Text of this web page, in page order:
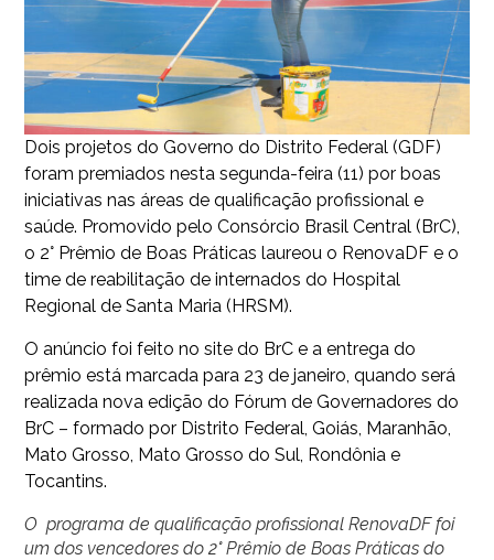
Dois projetos do Governo do Distrito Federal (GDF)
foram premiados nesta segunda-feira (11) por boas
iniciativas nas áreas de qualificação profissional e
saúde. Promovido pelo Consórcio Brasil Central (BrC),
o 2° Prêmio de Boas Práticas laureou o RenovaDF e o
time de reabilitação de internados do Hospital
Regional de Santa Maria (HRSM).
O anúncio foi feito no site do BrC e a entrega do
prêmio está marcada para 23 de janeiro, quando será
realizada nova edição do Fórum de Governadores do
BrC – formado por Distrito Federal, Goiás, Maranhão,
Mato Grosso, Mato Grosso do Sul, Rondônia e
Tocantins.
O programa de qualificação profissional RenovaDF foi
um dos vencedores do 2° Prêmio de Boas Práticas do